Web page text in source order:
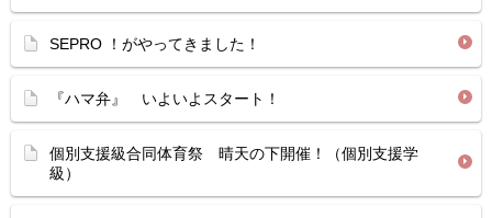
SEPRO ！がやってきました！
『ハマ弁』 いよいよスタート！
個別支援級合同体育祭 晴天の下開催！（個別支援学
級）